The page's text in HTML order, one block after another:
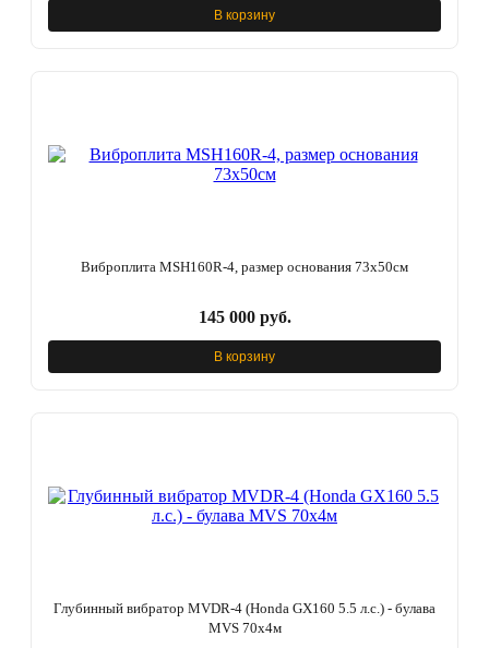
В корзину
Виброплита MSH160R-4, размер основания 73х50см
145 000 руб.
В корзину
Глубинный вибратор MVDR-4 (Honda GX160 5.5 л.с.) - булава
MVS 70х4м